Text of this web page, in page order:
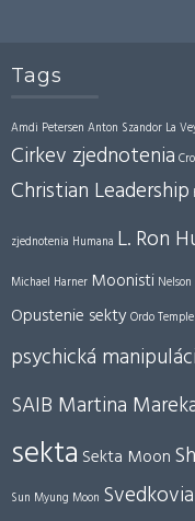
Tags
Amdi Petersen Anton Szandor La
Cirkev zjednotenia
Christian Leadership
zjednotenia Humana L. Ron
Michael Harner Moonisti
Opustenie sektyOrdo
psychická
SAIB Martina
sekta Sekta Moon
Sun Myung Moon